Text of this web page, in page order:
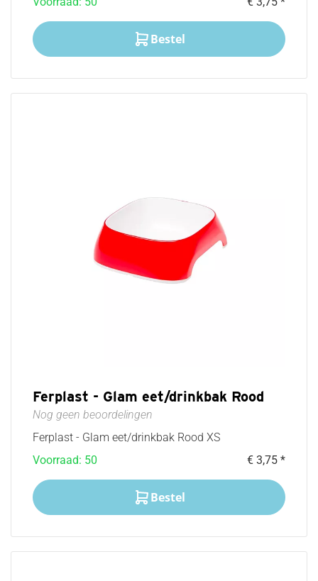
Bestel
Ferplast - Glam eet/drinkbak Rood
Nog geen beoordelingen
Ferplast - Glam eet/drinkbak Rood XS
Voorraad: 50
€ 3,75 *
Bestel